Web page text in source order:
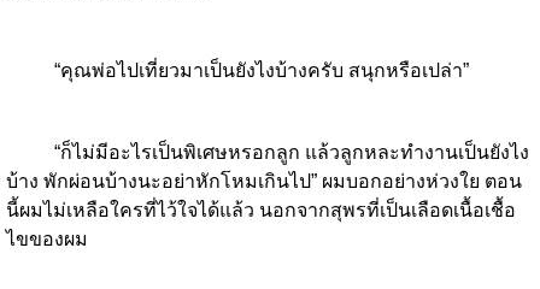
“คุณพ่อไปเที่ยวมาเป็นยังไงบ้างครับ สนุกหรือเปล่า”
“ก็ไม่มีอะไรเป็นพิเศษหรอกลูก แล้วลูกหละทำงานเป็นยังไง
บ้าง พักผ่อนบ้างนะอย่าหักโหมเกินไป” ผมบอกอย่างห่วงใย ตอน
นี้ผมไม่เหลือใครที่ไว้ใจได้แล้ว นอกจากสุพรที่เป็นเลือดเนื้อเชื้อ
ไขของผม